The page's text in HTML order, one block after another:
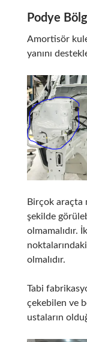
Podye
Amortisör
yanını
Birçok araçta
şekilde
olmamalıdır.
olmalıdır.
Tabi
çekebilen ve
ustaların